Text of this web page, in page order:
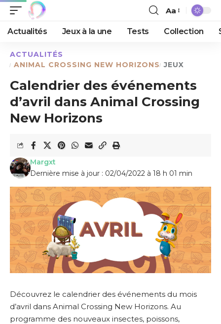
Aa
Actualités Jeux à la une Tests Collection
ACTUALITÉS
ANIMAL CROSSING NEW HORIZONS JEUX
Calendrier des événements
d’avril dans Animal Crossing
New Horizons
Dernière mise à jour : 02/04/2022 à 18 h 01 min
Margxt
Découvrez le calendrier des événements du mois
d’avril dans Animal Crossing New Horizons. Au
programme des nouveaux insectes, poissons,